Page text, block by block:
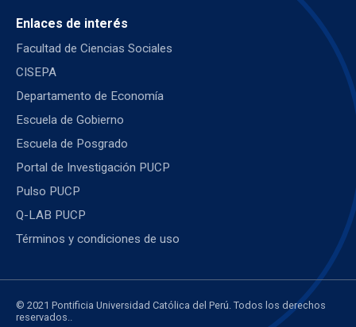
Enlaces de interés
Facultad de Ciencias Sociales
CISEPA
Departamento de Economía
Escuela de Gobierno
Escuela de Posgrado
Portal de Investigación PUCP
Pulso PUCP
Q-LAB PUCP
Términos y condiciones de uso
© 2021 Pontificia Universidad Católica del Perú. Todos los derechos
reservados..